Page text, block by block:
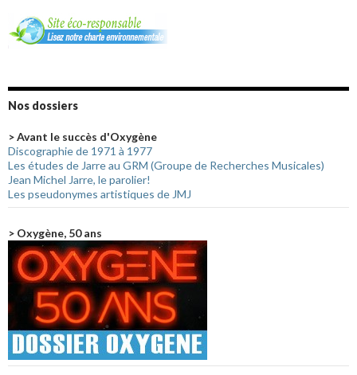
Nos dossiers
> Avant le succès d'Oxygène
Discographie de 1971 à 1977
Les études de Jarre au GRM (Groupe de Recherches Musicales)
Jean Michel Jarre, le parolier!
Les pseudonymes artistiques de JMJ
> Oxygène, 50 ans